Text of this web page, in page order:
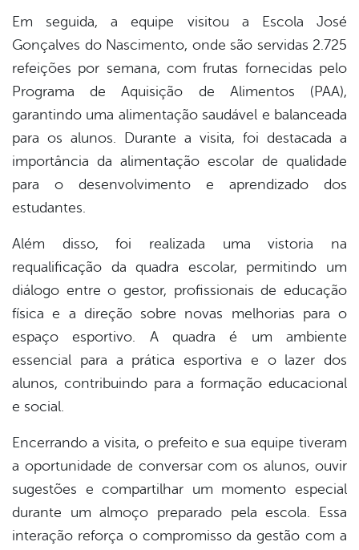
Em seguida, a equipe visitou a Escola José
Gonçalves do Nascimento, onde são servidas 2.725
refeições por semana, com frutas fornecidas pelo
Programa de Aquisição de Alimentos (PAA),
garantindo uma alimentação saudável e balanceada
para os alunos. Durante a visita, foi destacada a
importância da alimentação escolar de qualidade
para o desenvolvimento e aprendizado dos
estudantes.
Além disso, foi realizada uma vistoria na
requalificação da quadra escolar, permitindo um
diálogo entre o gestor, profissionais de educação
física e a direção sobre novas melhorias para o
espaço esportivo. A quadra é um ambiente
essencial para a prática esportiva e o lazer dos
alunos, contribuindo para a formação educacional
e social.
Encerrando a visita, o prefeito e sua equipe tiveram
a oportunidade de conversar com os alunos, ouvir
sugestões e compartilhar um momento especial
durante um almoço preparado pela escola. Essa
interação reforça o compromisso da gestão com a